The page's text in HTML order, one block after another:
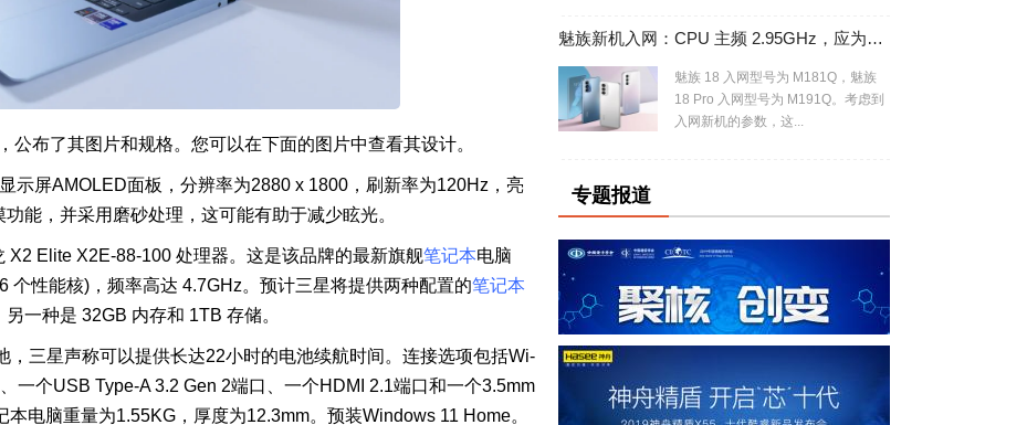
公布了其图片和规格。您可以在下面的图片中查看其设计。
示屏AMOLED面板，分辨率为2880 x 1800，刷新率为120Hz，亮
能，并采用磨砂处理，这可能有助于减少眩光。
X2 Elite X2E-88-100 处理器。这是该品牌的最新旗舰笔记本电脑
个性能核)，频率高达 4.7GHz。预计三星将提供两种配置的笔记本
一种是 32GB 内存和 1TB 存储。
，三星声称可以提供长达22小时的电池续航时间。连接选项包括Wi-
一个USB Type-A 3.2 Gen 2端口、一个HDMI 2.1端口和一个3.5mm
电脑重量为1.55KG，厚度为12.3mm。预装Windows 11 Home。
魅族新机入网：CPU 主频 2.95GHz，应为魅族 18/Pro 换芯版
魅族 18 入网型号为 M181Q，魅族
18 Pro 入网型号为 M191Q。考虑到
入网新机的参数，这...
专题报道